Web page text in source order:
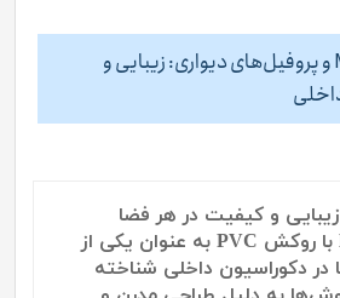
درباره دیوارپوش MDF و پروفیل‌های دیواری: زیبایی و
دیوارپوش‌های MDF با روکش PVC به عنوان یکی از
دکوراسیون داخلی شناخته